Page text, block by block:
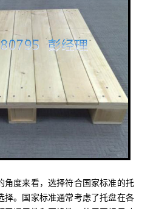
角度来看，选择符合国家标准的托
择。国家标准通常考虑了托盘在各